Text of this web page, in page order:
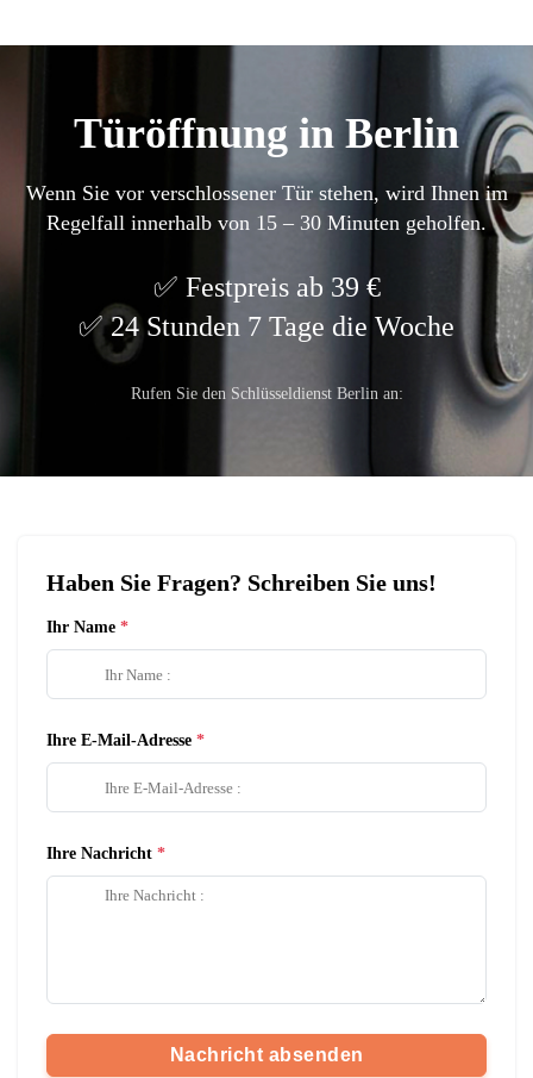
Türöffnung in Berlin
Wenn Sie vor verschlossener Tür stehen, wird Ihnen im
Regelfall innerhalb von 15 – 30 Minuten geholfen.
Festpreis ab 39 €
24 Stunden 7 Tage die Woche
Rufen Sie den Schlüsseldienst Berlin an:
Haben Sie Fragen? Schreiben Sie uns!
Ihr Name
Ihre E-Mail-Adresse
Ihre Nachricht
Nachricht absenden